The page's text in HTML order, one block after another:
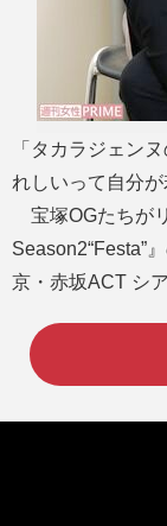
「タカラジェン
れしいって自分が
宝塚OGたちが
Season2“Festa”
京・赤坂ACT シ